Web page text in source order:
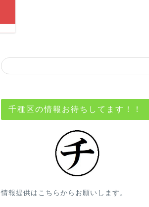
千種区の情報お待ちしてます！！
情報提供はこちらからお願いします。